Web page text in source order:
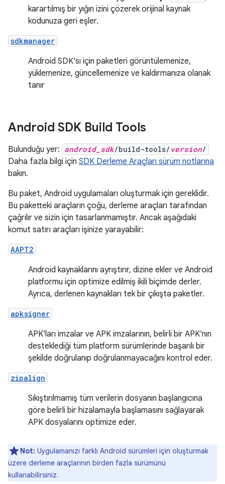
karartılmış bir yığın izini çözerek orijinal kaynak
kodunuza geri eşler.
sdkmanager
Android SDK'sı için paketleri görüntülemenize,
yüklemenize, güncellemenize ve kaldırmanıza olanak
tanır
Android SDK Build Tools
Bulunduğu yer: android_sdk/build-tools/ version/
Daha fazla bilgi için SDK Derleme Araçları sürüm notlarına
bakın.
Bu paket, Android uygulamaları oluşturmak için gereklidir.
Bu paketteki araçların çoğu, derleme araçları tarafından
çağrılır ve sizin için tasarlanmamıştır. Ancak aşağıdaki
komut satırı araçları işinize yarayabilir:
AAPT2
Android kaynaklarını ayrıştırır, dizine ekler ve Android
platformu için optimize edilmiş ikili biçimde derler.
Ayrıca, derlenen kaynakları tek bir çıkışta paketler.
apksigner
APK'ları imzalar ve APK imzalarının, belirli bir APK'nın
desteklediği tüm platform sürümlerinde başarılı bir
şekilde doğrulanıp doğrulanmayacağını kontrol eder.
zipalign
Sıkıştırılmamış tüm verilerin dosyanın başlangıcına
göre belirli bir hizalamayla başlamasını sağlayarak
APK dosyalarını optimize eder.
Not: Uygulamanızı farklı Android sürümleri için oluşturmak
üzere derleme araçlarının birden fazla sürümünü
kullanabilirsiniz.